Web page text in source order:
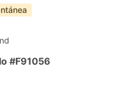
#F91056